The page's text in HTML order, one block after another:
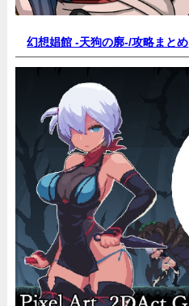
幻想娼館 -天狗の廓-/攻略まとめ